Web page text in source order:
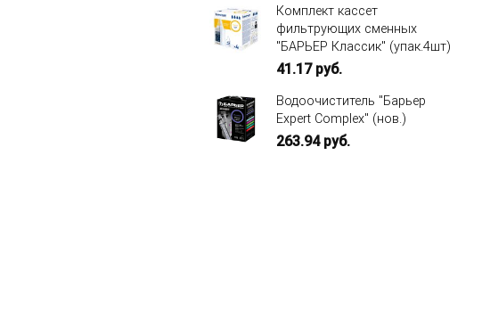
Комплект кассет
фильтрующих сменных
"БАРЬЕР Классик" (упак.4шт)
41.17руб.
Водоочиститель "Барьер
Expert Complex" (нов.)
263.94руб.